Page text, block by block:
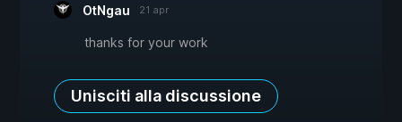
OtNgau 21 apr
thanks for your work
Unisciti alla discussione